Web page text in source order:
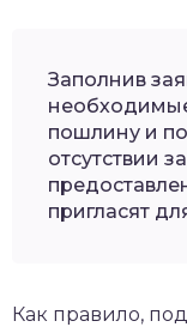
Заполнив
пошлину и
отсутствии
пригласят
Как правило,